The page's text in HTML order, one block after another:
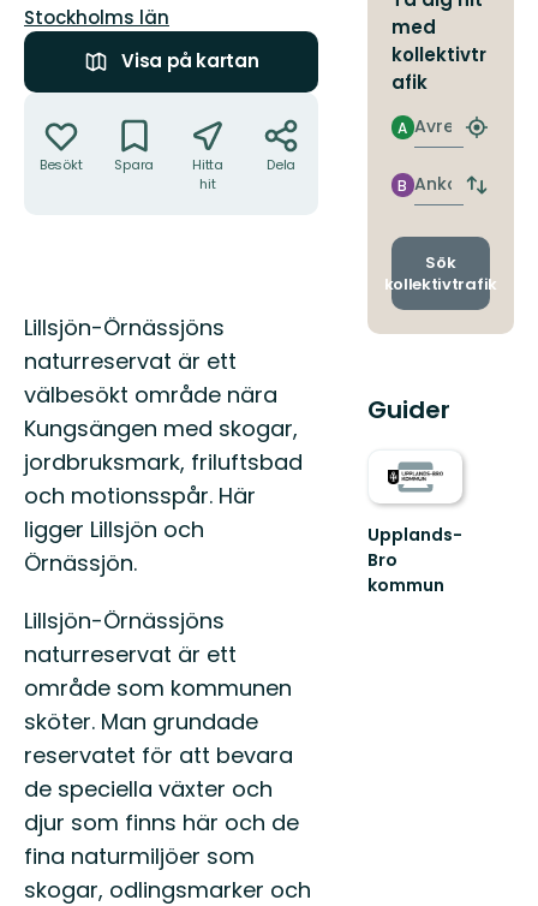
Län:
Stockholms län
Visa på kartan
Besökt Spara
Hitta
hit
Dela
Beskrivning
Lillsjön-Örnässjöns
naturreservat är ett
välbesökt område nära
Kungsängen med skogar,
jordbruksmark, friluftsbad
och motionsspår. Här
ligger Lillsjön och
Örnässjön.
Lillsjön-Örnässjöns
naturreservat är ett
område som kommunen
sköter. Man grundade
reservatet för att bevara
de speciella växter och
djur som finns här och de
fina naturmiljöer som
skogar, odlingsmarker och
med
kollektivtr
afik
Avresa
A
Hitta
Ankomst
B
Byt
och
Sök
kollektivtrafik
Guider
Upplands-
Bro
kommun